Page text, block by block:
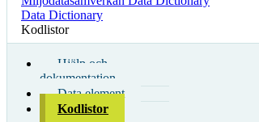
Data Dictionary
Kodlistor
Hjälp och
dokumentation
Data element
Kodlistor